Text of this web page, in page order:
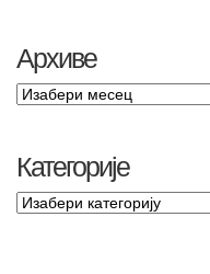
Архиве
Категорије